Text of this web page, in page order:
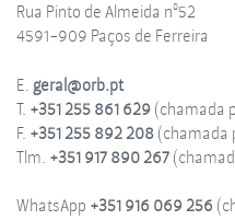
Rua Pinto de Almeida nº52
4591-909 Paços de Ferreira
E. geral@orb.pt
T. +351 255 861 629 (chamada
F. +351 255 892 208(chamada
Tlm. +351 917 890 267
WhatsApp +351 916 069 256